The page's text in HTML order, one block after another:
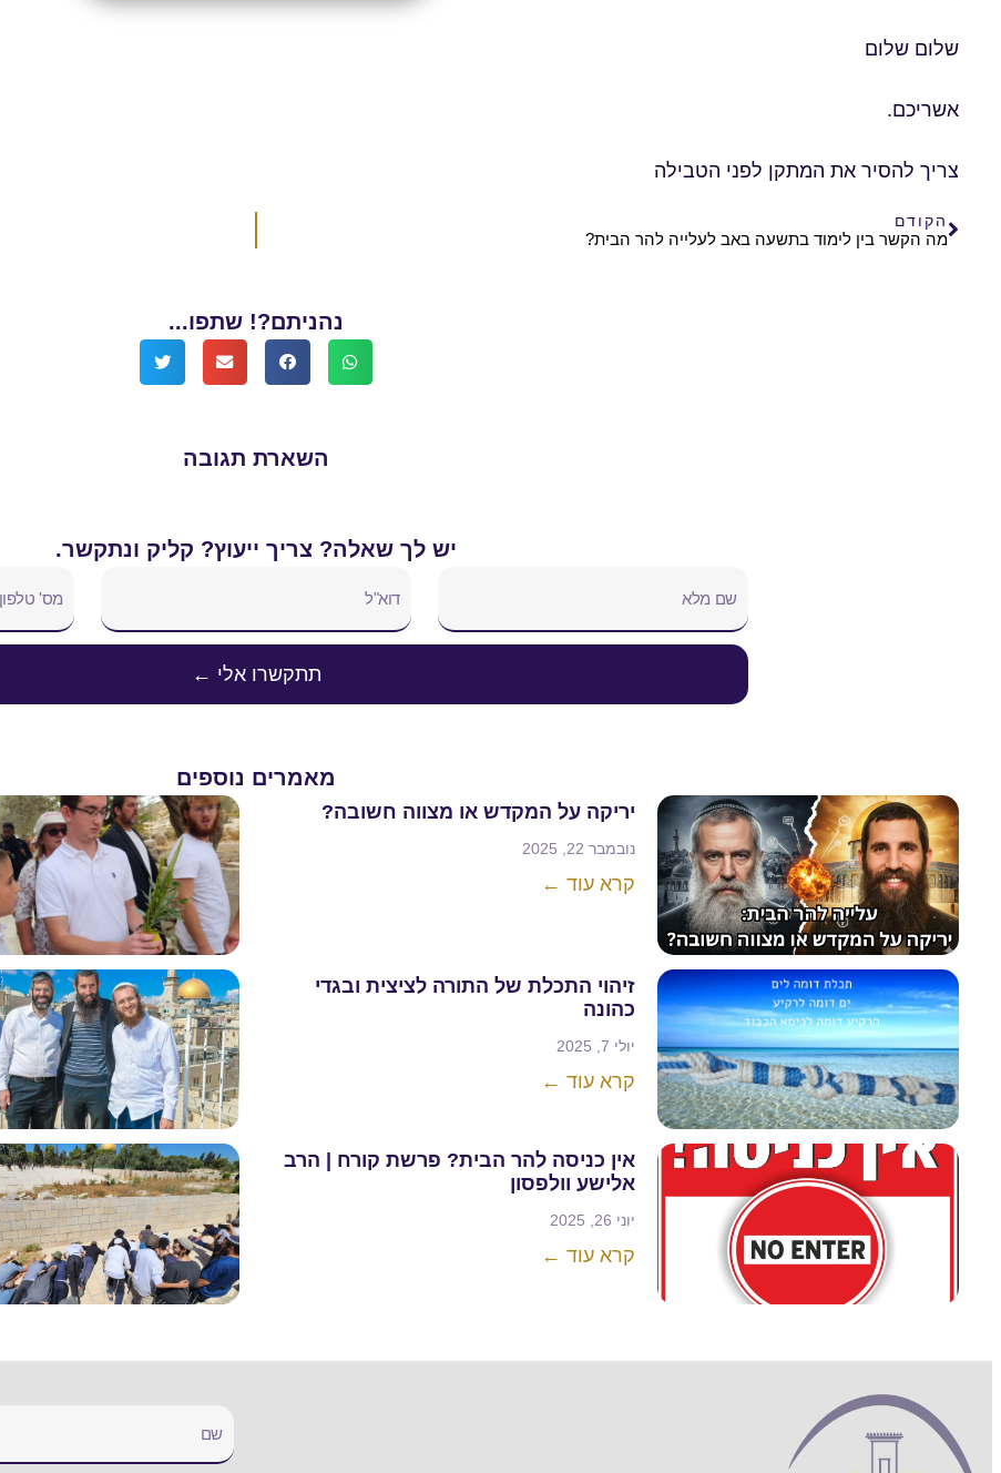
שלום שלום
אשריכם.
צריך להסיר את המתקן לפני הטבילה
הקודם
מה הקשר בין לימוד בתשעה באב לעלייה להר הבית?
נהניתם?! שתפו...
השארת תגובה
יש לך שאלה? צריך ייעוץ? קליק ונתקשר.
תתקשרו אלי ←
מאמרים נוספים
יריקה על המקדש או מצווה חשובה?
נובמבר 22, 2025
קרא עוד ←
זיהוי התכלת של התורה לציצית ובגדי
כהונה
יולי 7, 2025
קרא עוד ←
אין כניסה להר הבית? פרשת קורח | הרב
אלישע וולפסון
יוני 26, 2025
קרא עוד ←